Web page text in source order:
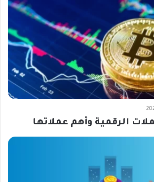
الرقمية وأهم عملاتها